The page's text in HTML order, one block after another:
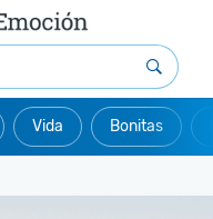
Vida Bonitas